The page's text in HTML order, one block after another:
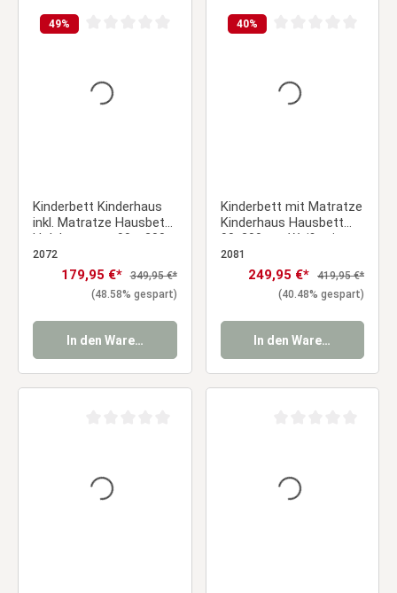
49%
Kinderbett Kinderhaus
inkl. Matratze Hausbett
Holzbett grau 90 x 200
cm
2072
Verkaufspreis:
179,95 €* Regulärer Preis:
349,95 €*
(48.58% gespart)
In den Warenkorb
40%
Kinderbett mit Matratze
Kinderhaus Hausbett
90x200 cm Weiß mit
Bettkasten
2081
Verkaufspreis:
249,95 €* Regulärer Preis:
419,95 €*
(40.48% gespart)
In den Warenkorb